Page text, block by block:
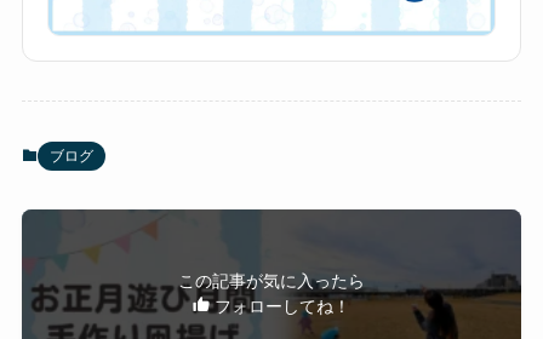
ブログ
この記事が気に入ったら
フォローしてね！